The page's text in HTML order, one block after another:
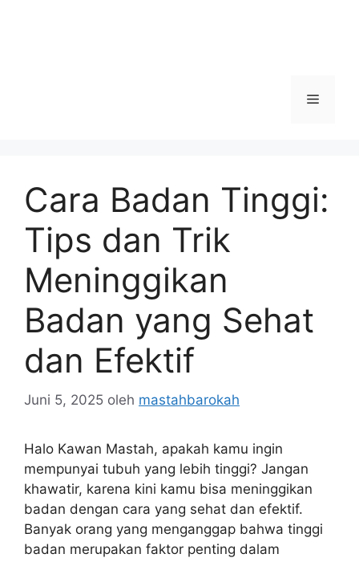
Menu
Cara Badan Tinggi:
Tips dan Trik
Meninggikan
Badan yang Sehat
dan Efektif
Juni 5, 2025 oleh mastahbarokah
Halo Kawan Mastah, apakah kamu ingin
mempunyai tubuh yang lebih tinggi? Jangan
khawatir, karena kini kamu bisa meninggikan
badan dengan cara yang sehat dan efektif.
Banyak orang yang menganggap bahwa tinggi
badan merupakan faktor penting dalam